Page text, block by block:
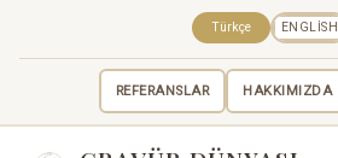
REFERANSLAR HAKKIMIZDA
Türkçe ENGLISH